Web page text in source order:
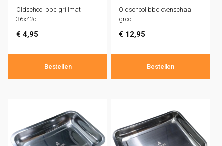
Oldschool bbq grillmat
36x42c...
€ 4,95
Bestellen
Oldschool bbq ovenschaal
groo...
€ 12,95
Bestellen